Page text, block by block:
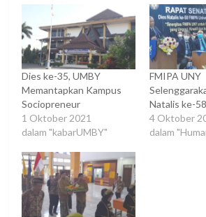
Dies ke-35, UMBY
Memantapkan Kampus
Sociopreneur
1 Oktober 2021
dalam "kabarUMBY"
FMIPA UNY
Natalis ke-58
4 Oktober
dalam